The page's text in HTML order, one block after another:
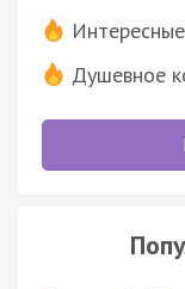
Душевное